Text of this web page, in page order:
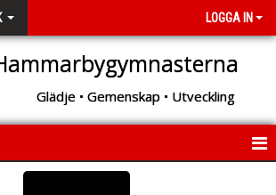
LOGGA IN
Glädje • Gemenskap • Utveckling